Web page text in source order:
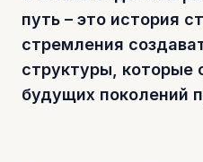
путь – это история
стремления
структуры, которые
будущих поколений